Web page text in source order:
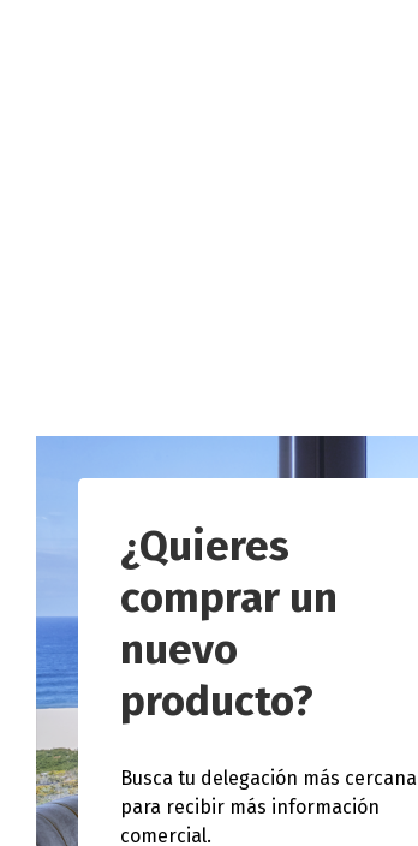
¿Quieres
comprar un
nuevo
producto?
Busca tu delegación más cercana
para recibir más información
comercial.